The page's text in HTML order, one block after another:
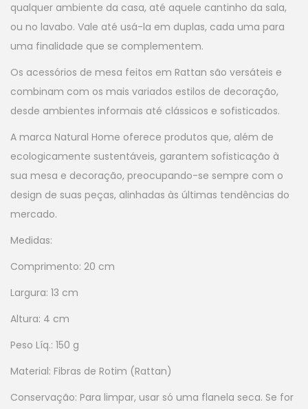
qualquer ambiente da casa, até aquele cantinho da sala,
ou no lavabo. Vale até usá-la em duplas, cada uma para
uma finalidade que se complementem.
Os acessórios de mesa feitos em Rattan são versáteis e
combinam com os mais variados estilos de decoração,
desde ambientes informais até clássicos e sofisticados.
A marca Natural Home oferece produtos que, além de
ecologicamente sustentáveis, garantem sofisticação à
sua mesa e decoração, preocupando-se sempre com o
design de suas peças, alinhadas às últimas tendências do
mercado.
Medidas:
Comprimento: 20 cm
Largura: 13 cm
Altura: 4 cm
Peso Líq.: 150 g
Material: Fibras de Rotim (Rattan)
Conservação: Para limpar, usar só uma flanela seca. Se for